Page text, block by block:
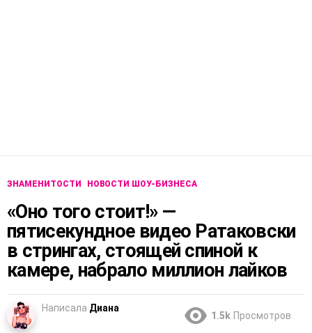
ЗНАМЕНИТОСТИ НОВОСТИ ШОУ-БИЗНЕСА
«Оно того стоит!» —
пятисекундное видео Ратаковски
в стрингах, стоящей спиной к
камере, набрало миллион лайков
Написала Диана
1.5k Просмотров